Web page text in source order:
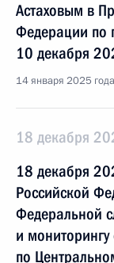
Астаховым в
Федерации по
10 декабря
14 января 2025
18 декабря
18 декабря
Российской
Федеральной
и
по